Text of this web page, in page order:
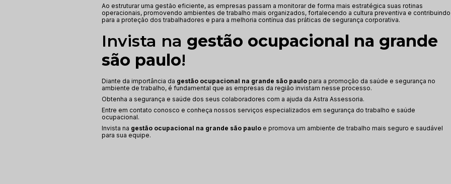
Ao estruturar uma gestão eficiente, as empresas passam a monitorar de forma mais estratégica suas rotinas
operacionais, promovendo ambientes de trabalho mais organizados, fortalecendo a cultura preventiva e contribuindo
para a proteção dos trabalhadores e para a melhoria contínua das práticas de segurança corporativa.
Invista na gestão ocupacional na grande
são paulo!
Diante da importância da gestão ocupacional na grande são paulopara a promoção da saúde e segurança no
ambiente de trabalho, é fundamental que as empresas da região invistam nesse processo.
Obtenha a segurança e saúde dos seus colaboradores com a ajuda da Astra Assessoria.
Entre em contato conosco e conheça nossos serviços especializados em segurança do trabalho e saúde
ocupacional.
Invista na gestão ocupacional na grande são pauloe promova um ambiente de trabalho mais seguro e saudável
para sua equipe.